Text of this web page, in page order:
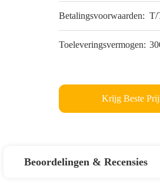
Betalingsvoorwaarden: T/
Toeleveringsvermogen:
Krijg Beste
Beoordelingen & Recensies